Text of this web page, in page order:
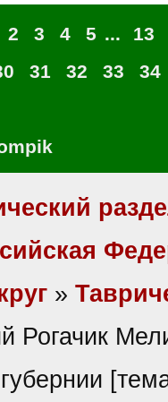
2 3 4 5 ...
13
31 32 33 34
»
Рогачик